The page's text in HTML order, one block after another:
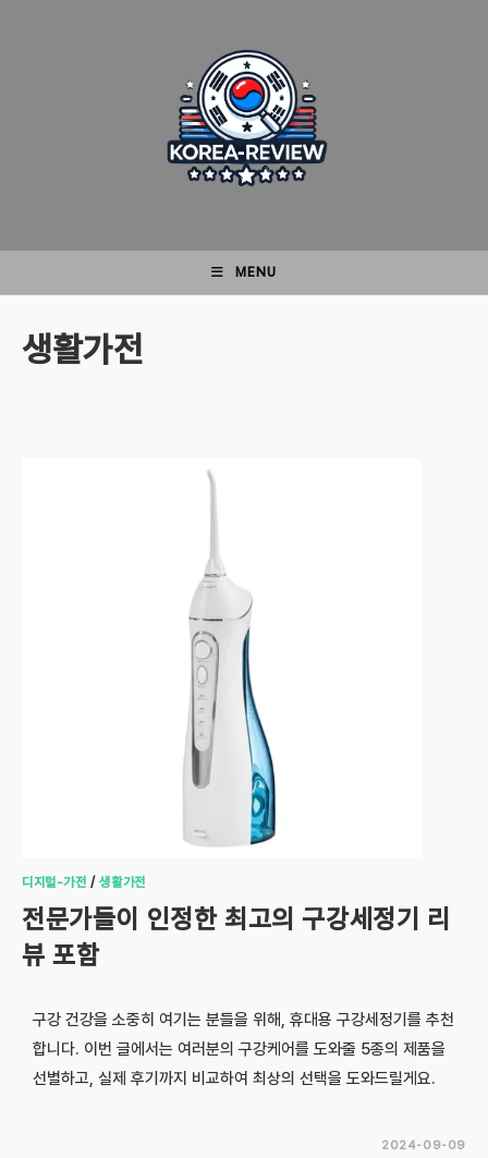
MENU
생활가전
디지털-가전 /생활가전
전문가들이 인정한 최고의 구강세정기 리
뷰 포함
구강 건강을 소중히 여기는 분들을 위해, 휴대용 구강세정기를 추천
합니다. 이번 글에서는 여러분의 구강케어를 도와줄 5종의 제품을
선별하고, 실제 후기까지 비교하여 최상의 선택을 도와드릴게요.
2024-09-09